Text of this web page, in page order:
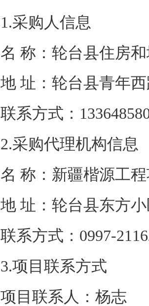
1.采购人信息
名 称： 轮台县住房
地 址： 轮台县青年
联系方式：
2.采购代理机构信息
名 称： 新疆楷源工
地 址： 轮台县东方
联系方式： 0997-
3.项目联系方式
项目联系人： 杨志